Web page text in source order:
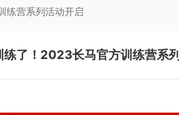
练营系列活动开启
练了！2023长马官方训练营系